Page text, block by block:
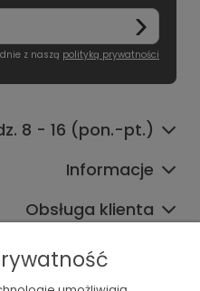
z naszą polityką prywatności
8 - 16 (pon.-pt.)
Informacje
Obsługa klienta
Współpraca